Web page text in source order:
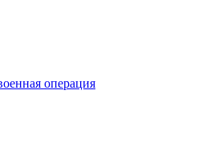
операция